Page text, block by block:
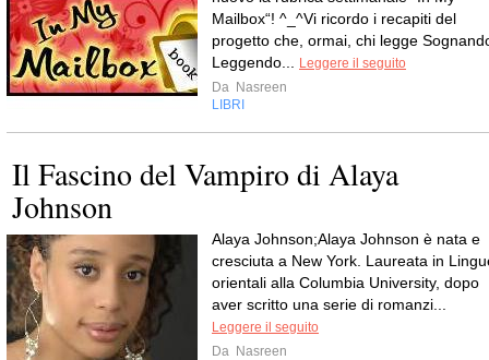
Mailbox“! ^_^Vi ricordo i recapiti del
progetto che, ormai, chi legge
Leggendo...
Leggere il seguito
Da Nasreen
LIBRI
Il Fascino del Vampiro di Alaya
Johnson
Alaya Johnson;Alaya Johnson è nata e
cresciuta a New York. Laureata in
orientali alla Columbia University, dopo
aver scritto una serie di romanzi...
Leggere il seguito
Da Nasreen